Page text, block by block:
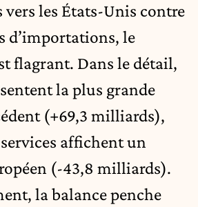
vers les États-Unis contre
d’importations, le
flagrant. Dans le détail,
la plus grande
(+69,3 milliards),
affichent un
(-43,8 milliards).
la balance penche